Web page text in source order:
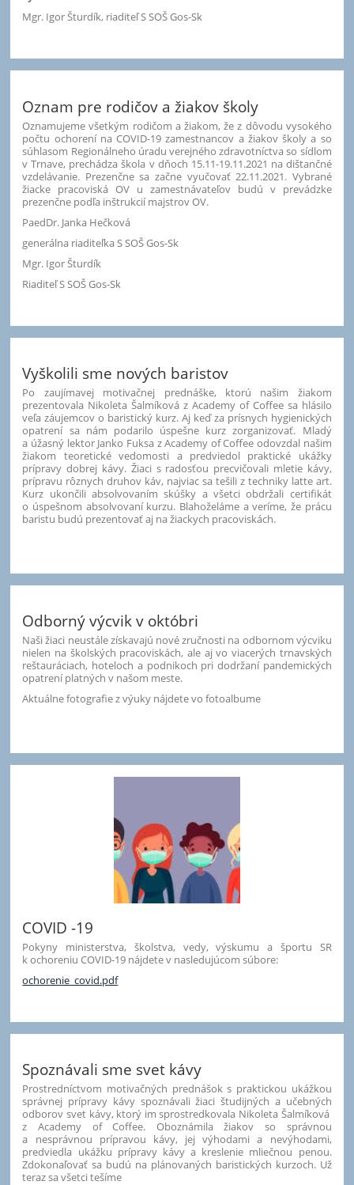
Mgr. Igor Šturdík, riaditeľ S SOŠ Gos-Sk
Oznam pre rodičov a žiakov školy
Oznamujeme všetkým rodičom a žiakom, že z dôvodu vysokého
počtu ochorení na COVID-19 zamestnancov a žiakov školy a so
súhlasom Regionálneho úradu verejného zdravotníctva so sídlom
v Trnave, prechádza škola v dňoch 15.11-19.11.2021 na dištančné
vzdelávanie. Prezenčne sa začne vyučovať 22.11.2021. Vybrané
žiacke pracoviská OV u zamestnávateľov budú v prevádzke
prezenčne podľa inštrukcií majstrov OV.
PaedDr. Janka Hečková
generálna riaditeľka S SOŠ Gos-Sk
Mgr. Igor Šturdík
Riaditeľ S SOŠ Gos-Sk
Vyškolili sme nových baristov
Po zaujímavej motivačnej prednáške, ktorú našim žiakom
prezentovala Nikoleta Šalmíková z Academy of Coffee sa hlásilo
veľa záujemcov o baristický kurz. Aj keď za prísnych hygienických
opatrení sa nám podarilo úspešne kurz zorganizovať. Mladý
a úžasný lektor Janko Fuksa z Academy of Coffee odovzdal našim
žiakom teoretické vedomosti a predviedol praktické ukážky
prípravy dobrej kávy. Žiaci s radosťou precvičovali mletie kávy,
prípravu rôznych druhov káv, najviac sa tešili z techniky latte art.
Kurz ukončili absolvovaním skúšky a všetci obdržali certifikát
o úspešnom absolvovaní kurzu. Blahoželáme a veríme, že prácu
baristu budú prezentovať aj na žiackych pracoviskách.
Odborný výcvik v októbri
Naši žiaci neustále získavajú nové zručnosti na odbornom výcviku
nielen na školských pracoviskách, ale aj vo viacerých trnavských
reštauráciach, hoteloch a podnikoch pri dodržaní pandemických
opatrení platných v našom meste.
Aktuálne fotografie z výuky nájdete vo fotoalbume
COVID -19
Pokyny ministerstva, školstva, vedy, výskumu a športu SR
k ochoreniu COVID-19 nájdete v nasledujúcom súbore:
ochorenie_covid.pdf
Spoznávali sme svet kávy
Prostredníctvom motivačných prednášok s praktickou ukážkou
správnej prípravy kávy spoznávali žiaci študijných a učebných
odborov svet kávy, ktorý im sprostredkovala Nikoleta Šalmíková
z Academy of Coffee. Oboznámila žiakov so správnou
a nesprávnou prípravou kávy, jej výhodami a nevýhodami,
predviedla ukážku prípravy kávy a kreslenie mliečnou penou.
Zdokonaľovať sa budú na plánovaných baristických kurzoch. Už
teraz sa všetci tešíme